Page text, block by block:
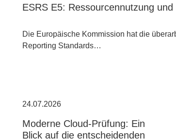
ESRS E5: Ressourcennutzung
Die Europäische Kommission hat die
Reporting Standards…
24.07.2026
Moderne Cloud-Prüfung: Ein
Blick auf die entscheidenden